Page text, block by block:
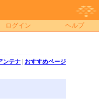
ログイン ヘルプ
ンテナ| おすすめページ